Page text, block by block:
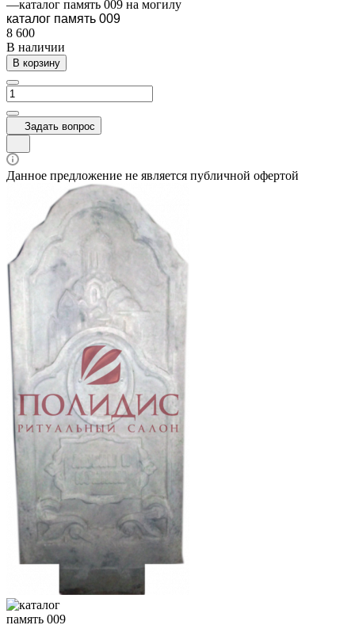
—каталог память 009 на могилу
каталог память 009
8 600
В наличии
В корзину
Задать вопрос
Данное предложение не является публичной офертой